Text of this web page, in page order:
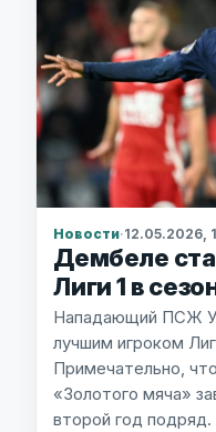
Новости·12.05.2026,
Дембеле
Лиги 1 в
Нападающий ПСЖ
лучшим игроком
Примечательно,
«Золотого мяча»
второй год